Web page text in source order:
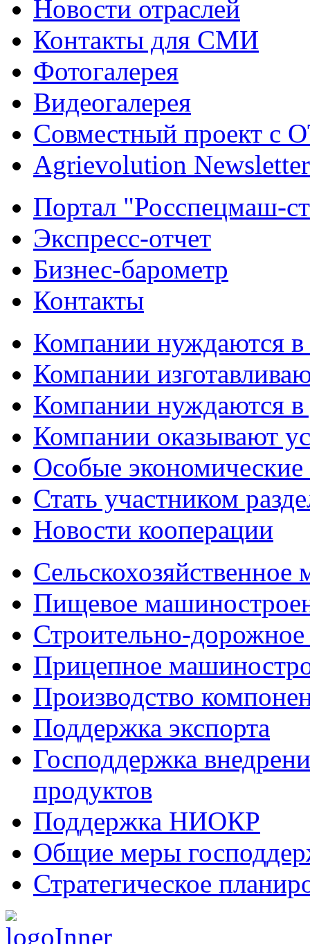
Новости отраслей
Контакты для СМИ
Фотогалерея
Видеогалерея
Совместный проект с
Agrievolution Newsletter
Портал "Росспецмаш-
Экспресс-отчет
Бизнес-барометр
Контакты
Компании нуждаются в
Компании
Компании нуждаются в
Компании оказывают
Особые
Стать участником
Новости кооперации
Пищевое
Строительно-
Прицепное
Производство
Поддержка экспорта
Господдержка
продуктов
Поддержка НИОКР
Общие меры
Стратегическое